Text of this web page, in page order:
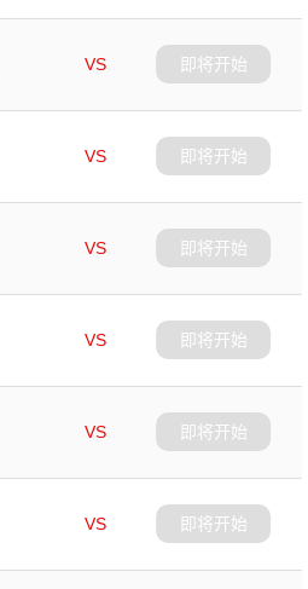
VS
即将开始
VS
即将开始
VS
即将开始
VS
即将开始
VS
即将开始
VS
即将开始